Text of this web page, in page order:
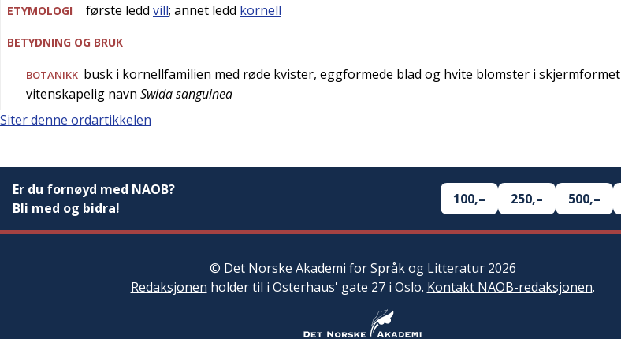
ETYMOLOGI første ledd vill; annet ledd kornell
BETYDNING OG BRUK
BOTANIKK busk i kornellfamilien med røde kvister, eggformede blad og hvite blomster i skjermformet
vitenskapelig navn Swida sanguinea
Siter denne ordartikkelen
Er du fornøyd med NAOB?
Bli med og bidra!
100,– 250,– 500,–
© Det Norske Akademi for Språk og Litteratur2026
Redaksjonen holder til i Osterhaus' gate 27 i Oslo. Kontakt NAOB-redaksjonen.